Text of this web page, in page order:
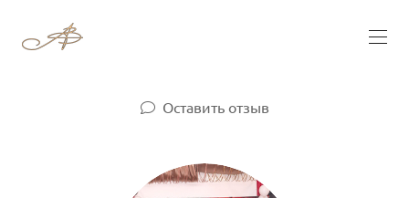
Оставить отзыв